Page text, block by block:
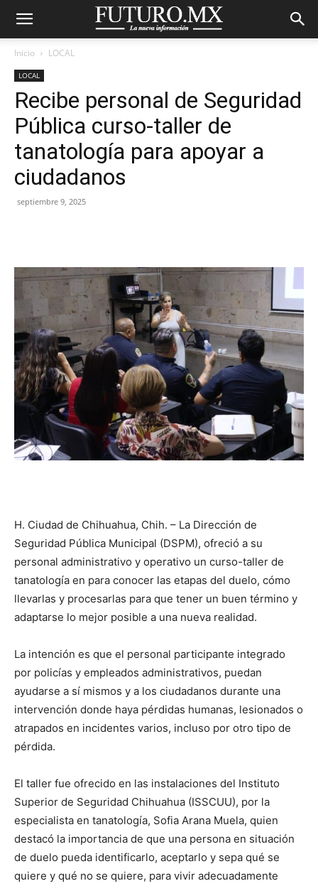
Inicio LOCAL
LOCAL
Recibe personal de Seguridad
Pública curso-taller de
tanatología para apoyar a
ciudadanos
septiembre 9, 2025
H. Ciudad de Chihuahua, Chih. – La Dirección de
Seguridad Pública Municipal (DSPM), ofreció a su
personal administrativo y operativo un curso-taller de
tanatología en para conocer las etapas del duelo, cómo
llevarlas y procesarlas para que tener un buen término y
adaptarse lo mejor posible a una nueva realidad.
La intención es que el personal participante integrado
por policías y empleados administrativos, puedan
ayudarse a sí mismos y a los ciudadanos durante una
intervención donde haya pérdidas humanas, lesionados o
atrapados en incidentes varios, incluso por otro tipo de
pérdida.
El taller fue ofrecido en las instalaciones del Instituto
Superior de Seguridad Chihuahua (ISSCUU), por la
especialista en tanatología, Sofia Arana Muela, quien
destacó la importancia de que una persona en situación
de duelo pueda identificarlo, aceptarlo y sepa qué se
quiere y qué no se quiere, para vivir adecuadamente